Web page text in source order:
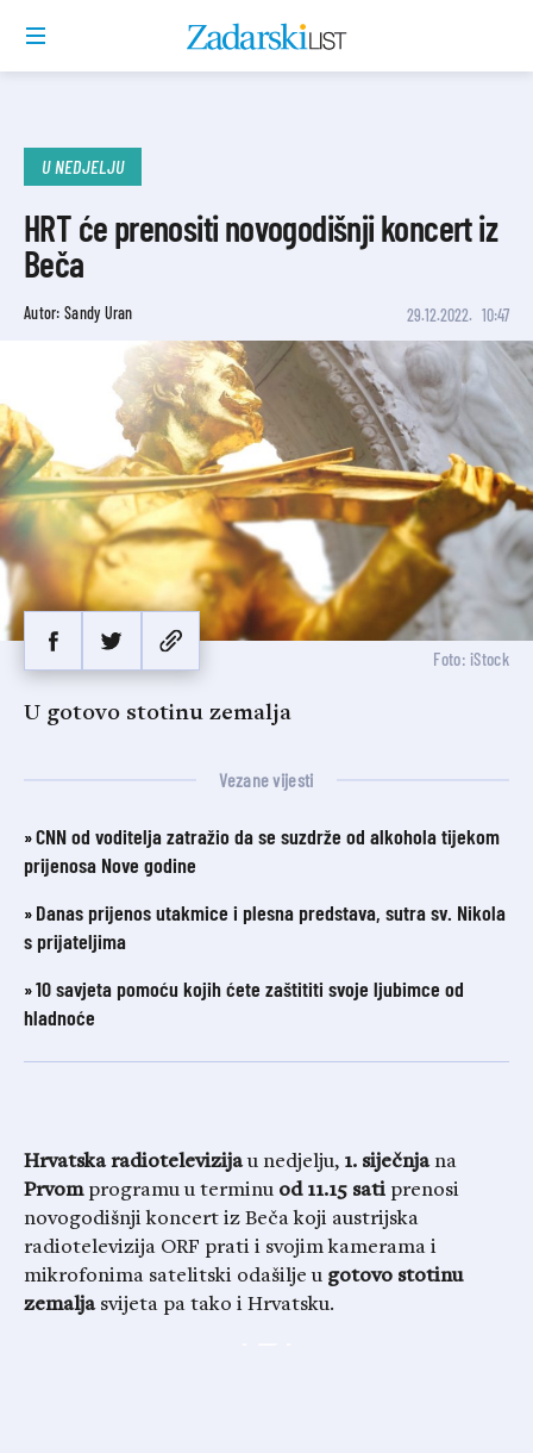
U NEDJELJU
HRT će prenositi novogodišnji koncert iz
Beča
Autor: Sandy Uran 29.12.2022. 10:47
Foto: iStock
U gotovo stotinu zemalja
Vezane vijesti
CNN od voditelja zatražio da se suzdrže od alkohola tijekom
prijenosa Nove godine
Danas prijenos utakmice i plesna predstava, sutra sv. Nikola
s prijateljima
10 savjeta pomoću kojih ćete zaštititi svoje ljubimce od
hladnoće
Hrvatska radiotelevizijau nedjelju, 1. siječnjana
Prvomprogramu u terminu od 11.15 sati prenosi
novogodišnji koncert iz Beča koji austrijska
radiotelevizija ORF prati i svojim kamerama i
mikrofonima satelitski odašilje u gotovo stotinu
zemaljasvijeta pa tako i Hrvatsku.